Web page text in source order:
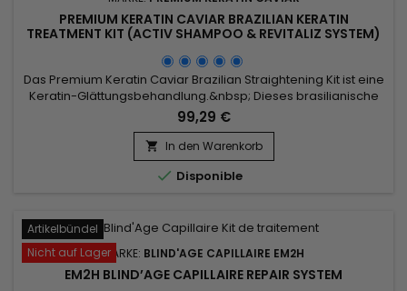
PREMIUM KERATIN CAVIAR BRAZILIAN KERATIN
TREATMENT KIT (ACTIV SHAMPOO & REVITALIZ SYSTEM)
Das Premium Keratin Caviar Brazilian Straightening Kit ist eine
Keratin-Glättungsbehandlung.&nbsp; Dieses brasilianische
Glätteisen wurde für strapaziertes, trockenes Haar entwickelt
und ist auch perfekt für Haartypen.&nbsp; Reich an Keratin
stärkt, umhüllt und repariert es geschädigtes und
geschwächtes Haar.&nbsp; Premium Keratin Caviar verleiht...
99,29 €
 In den Warenkorb
 Disponible
Artikelbündel
Nicht auf LagerMARKE: BLIND'AGE CAPILLAIRE EM2H
EM2H BLIND’AGE CAPILLAIRE REPAIR SYSTEM